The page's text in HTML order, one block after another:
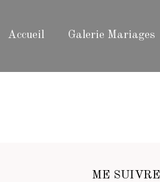
Accueil Galerie Mariages
ME SUIVRE